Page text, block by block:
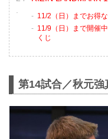
11/2（日）までお得
11/9（日）まで開催
くじ
第14試合／秋元